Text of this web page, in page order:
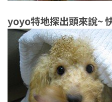
yoyo特地探出頭來說~